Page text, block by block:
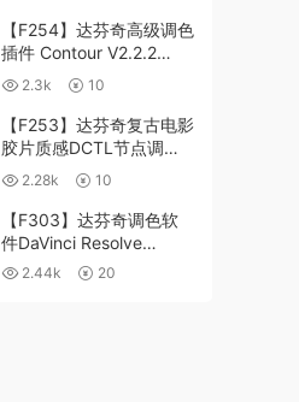
【F254】达芬奇高级调色
插件 Contour V2.2.2
WinMac 含使用教程
2.3k 10
【F253】达芬奇复古电影
胶片质感DCTL节点调色
预设 MonoNodes LOOK
LAB PRINT V4.0
2.28k 10
【F303】达芬奇调色软
件DaVinci Resolve
Studio21.0.3 中文版
2.44k 20